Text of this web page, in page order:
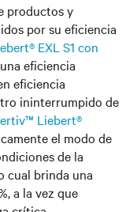
productos y
por su eficiencia
EXL S1 con
eficiencia
eficiencia
ininterrumpido de
Liebert®
el modo de
de la
cual brinda una
a la vez que